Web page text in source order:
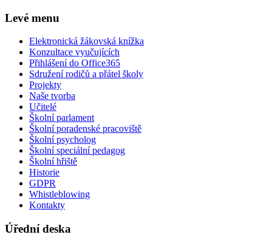
Levé menu
Elektronická žákovská knížka
Konzultace vyučujících
Přihlášení do Office365
Sdružení rodičů a přátel školy
Projekty
Naše tvorba
Učitelé
Školní parlament
Školní poradenské pracoviště
Školní psycholog
Školní speciální pedagog
Školní hřiště
Historie
GDPR
Whistleblowing
Kontakty
Úřední deska